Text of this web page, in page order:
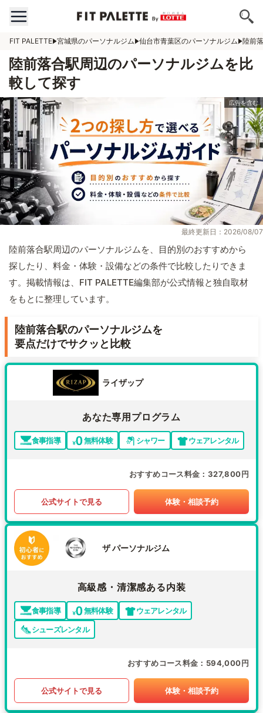
FIT PALETTE 宮城県のパーソナルジム 仙台市青葉区のパーソナルジム 陸前
陸前落合駅周辺のパーソナルジムを比
較して探す
最終更新日：2026/08/07
陸前落合駅周辺のパーソナルジムを、目的別のおすすめから
探したり、料金・体験・設備などの条件で比較したりできま
す。掲載情報は、FIT PALETTE編集部が公式情報と独自取材
をもとに整理しています。
陸前落合駅のパーソナルジムを
要点だけでサクッと比較
ライザップ
あなた専用プログラム
食事指導 無料体験 シャワー ウェアレンタル
おすすめコース料金 327,800円
公式サイトで見る 体験・相談予約
ザ パーソナルジム
高級感・清潔感ある内装
食事指導 無料体験
ウェアレンタル
シューズレンタル
おすすめコース料金 594,000円
公式サイトで見る 体験・相談予約